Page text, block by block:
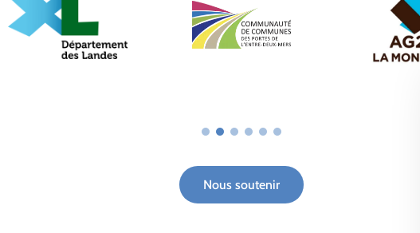
Nous soutenir